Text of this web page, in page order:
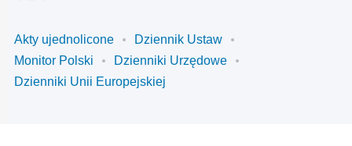
Akty ujednolicone
Dziennik Ustaw
Monitor Polski
Dzienniki Urzędowe
Dzienniki Unii Europejskiej